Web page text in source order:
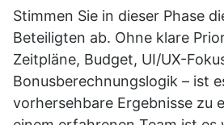
Stimmen Sie in dieser Phase
Beteiligten ab. Ohne klare
Zeitpläne, Budget, UI/UX-
Bonusberechnungslogik – ist
vorhersehbare Ergebnisse zu